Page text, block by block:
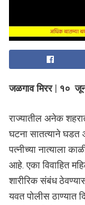
जळगाव मिरर | १०
राज्यातील अनेक
घटना सातत्याने घडत
पत्नीच्या नात्याला
आहे. एका विवाहित
शारीरिक संबंध
यवत पोलीस ठाण्यात